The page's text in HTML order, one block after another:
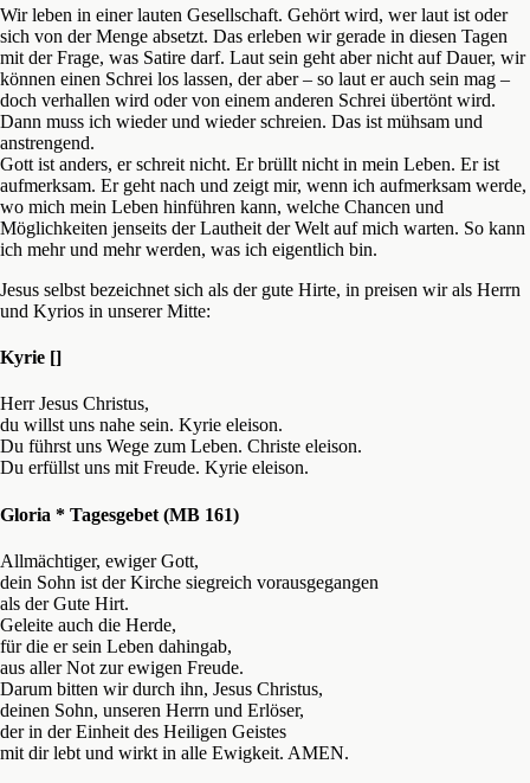
Wir leben in einer lauten Gesellschaft. Gehört wird, wer laut ist oder
sich von der Menge absetzt. Das erleben wir gerade in diesen Tagen
mit der Frage, was Satire darf. Laut sein geht aber nicht auf Dauer, wir
können einen Schrei los lassen, der aber – so laut er auch sein mag –
doch verhallen wird oder von einem anderen Schrei übertönt wird.
Dann muss ich wieder und wieder schreien. Das ist mühsam und
anstrengend.
Gott ist anders, er schreit nicht. Er brüllt nicht in mein Leben. Er ist
aufmerksam. Er geht nach und zeigt mir, wenn ich aufmerksam werde,
wo mich mein Leben hinführen kann, welche Chancen und
Möglichkeiten jenseits der Lautheit der Welt auf mich warten. So kann
ich mehr und mehr werden, was ich eigentlich bin.
Jesus selbst bezeichnet sich als der gute Hirte, in preisen wir als Herrn
und Kyrios in unserer Mitte:
Kyrie []
Herr Jesus Christus,
du willst uns nahe sein. Kyrie eleison.
Du führst uns Wege zum Leben. Christe eleison.
Du erfüllst uns mit Freude. Kyrie eleison.
Gloria * Tagesgebet (MB 161)
Allmächtiger, ewiger Gott,
dein Sohn ist der Kirche siegreich vorausgegangen
als der Gute Hirt.
Geleite auch die Herde,
für die er sein Leben dahingab,
aus aller Not zur ewigen Freude.
Darum bitten wir durch ihn, Jesus Christus,
deinen Sohn, unseren Herrn und Erlöser,
der in der Einheit des Heiligen Geistes
mit dir lebt und wirkt in alle Ewigkeit. AMEN.